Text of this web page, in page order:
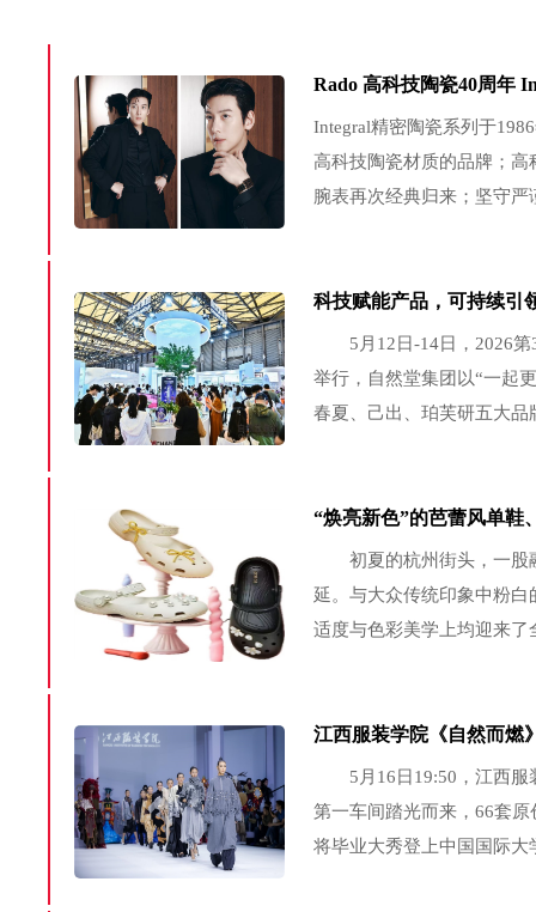
Rado 高科技陶瓷40周年
Integral精密陶瓷系列于
高科技陶瓷材质的品牌；高
腕表再次经典归来；坚守
科技赋能产品，可持续
5月12日-14日，2026第
举行，自然堂集团以“一起
春夏、己出、珀芙研五大
“焕亮新色”的芭蕾风单鞋
初夏的杭州街头，一股
延。与大众传统印象中粉
适度与色彩美学上均迎来
江西服装学院《自然而燃
5月16日19:50，江西服
第一车间踏光而来，66套
将毕业大秀登上中国国际